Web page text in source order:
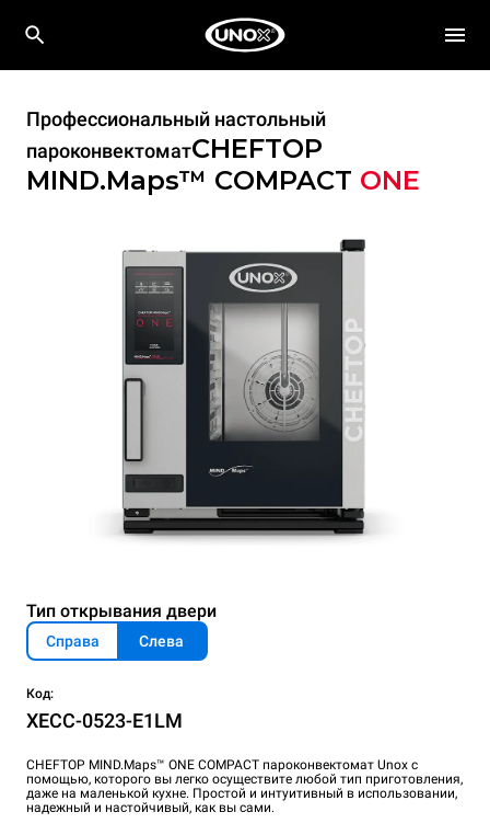
Профессиональный настольный
пароконвектоматCHEFTOP
MIND.Maps™ COMPACT ONE
Тип открывания двери
Справа Слева
Код:
XECC-0523-E1LM
CHEFTOP MIND.Maps™ ONE COMPACT пароконвектомат Unox с
помощью, которого вы легко осуществите любой тип приготовления,
даже на маленькой кухне. Простой и интуитивный в использовании,
надежный и настойчивый, как вы сами.